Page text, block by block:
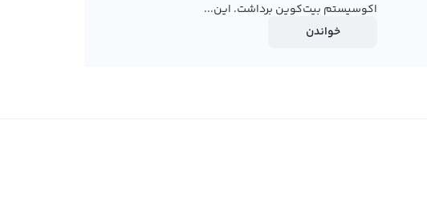
اکوسیستم بیت‌کوین برداشت. این...
خواندن